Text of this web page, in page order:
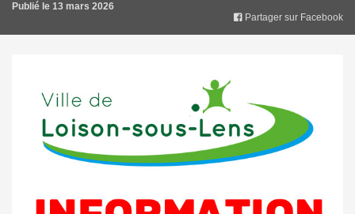
Publié le 13 mars 2026
Partager sur Facebook